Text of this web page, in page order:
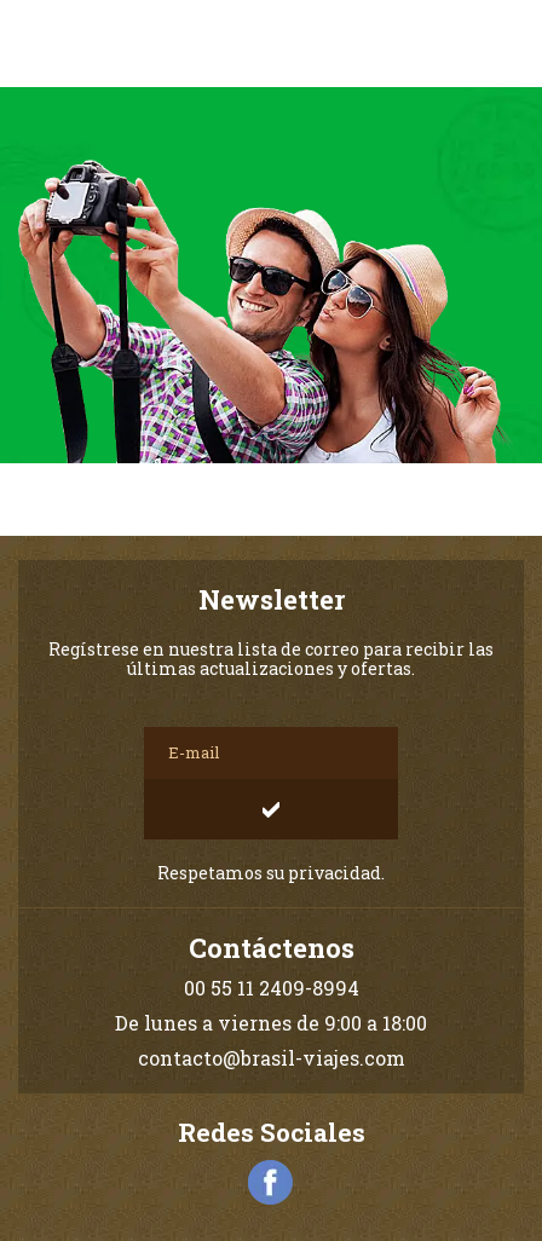
Newsletter
Regístrese en nuestra lista de correo para recibir las
últimas actualizaciones y ofertas.
Respetamos su privacidad.
Contáctenos
00 55 11 2409-8994
De lunes a viernes de 9:00 a 18:00
contacto@brasil-viajes.com
Redes Sociales